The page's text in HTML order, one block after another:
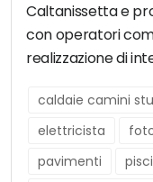
Caltanissetta e
con operatori
realizzazione di
caldaie camini
elettricista
pavimenti